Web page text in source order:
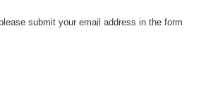
submit your email address in the form